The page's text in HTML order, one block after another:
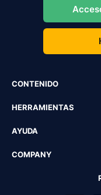
CONTENIDO
HERRAMIENTAS
AYUDA
COMPANY